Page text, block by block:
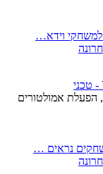
הפעלת אמולטורים